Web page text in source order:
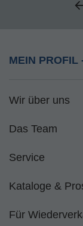
MEIN PROFIL
Wir über uns
Das Team
Service
Kataloge &
Für